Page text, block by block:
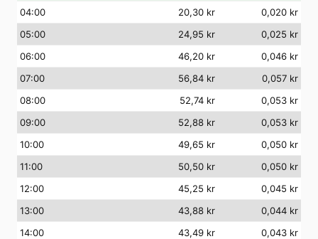
04:00 20,30 kr
0,020 kr
05:00 24,95 kr
0,025 kr
06:00 46,20 kr
0,046 kr
07:00 56,84 kr
0,057 kr
08:00 52,74 kr
0,053 kr
09:00 52,88 kr
0,053 kr
10:00 49,65 kr
0,050 kr
11:00 50,50 kr
0,050 kr
12:00 45,25 kr
0,045 kr
13:00 43,88 kr
0,044 kr
14:00 43,49 kr
0,043 kr